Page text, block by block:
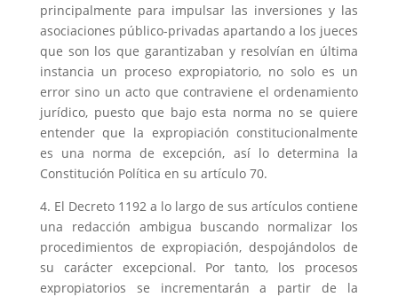
principalmente para impulsar las inversiones y las
asociaciones público-privadas apartando a los jueces
que son los que garantizaban y resolvían en última
instancia un proceso expropiatorio, no solo es un
error sino un acto que contraviene el ordenamiento
jurídico, puesto que bajo esta norma no se quiere
entender que la expropiación constitucionalmente
es una norma de excepción, así lo determina la
Constitución Política en su artículo 70.
4. El Decreto 1192 a lo largo de sus artículos contiene
una redacción ambigua buscando normalizar los
procedimientos de expropiación, despojándolos de
su carácter excepcional. Por tanto, los procesos
expropiatorios se incrementarán a partir de la